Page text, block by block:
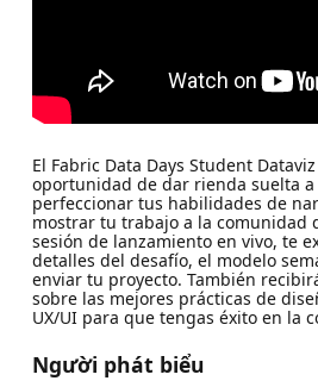
El Fabric Data Days Student
oportunidad de dar rienda suelta
perfeccionar tus habilidades de
mostrar tu trabajo a la comunidad
sesión de lanzamiento en vivo, te
detalles del desafío, el modelo
enviar tu proyecto. También
sobre las mejores prácticas de
UX/UI para que tengas éxito en la
Người phát biểu